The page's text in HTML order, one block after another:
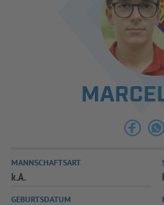
ERGEBNISSE &
SPIELBETRIEB &
AUSBILDUNG & FÖRDERUNG
MANNSCHAFTSART
k.A.
GEBURTSDATUM